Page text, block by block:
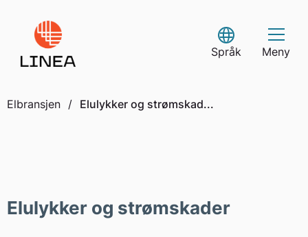
content
Språk
Select Language
Meny
Elbransjen / Elulykker og strømskad...
Elulykker og strømskader